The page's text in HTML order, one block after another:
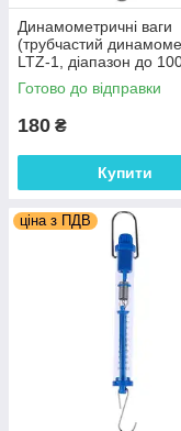
Динамометричні ваги
(трубчастий
LTZ-1, діапазон до
крок вимірювання
Готово до відправки
180 ₴
Купити
ціна з ПДВ